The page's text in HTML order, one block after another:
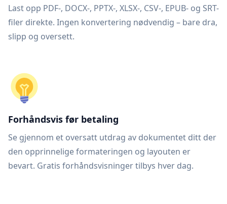
Last opp PDF-, DOCX-, PPTX-, XLSX-, CSV-, EPUB- og SRT-
filer direkte. Ingen konvertering nødvendig – bare dra,
slipp og oversett.
Forhåndsvis før betaling
Se gjennom et oversatt utdrag av dokumentet ditt der
den opprinnelige formateringen og layouten er
bevart. Gratis forhåndsvisninger tilbys hver dag.